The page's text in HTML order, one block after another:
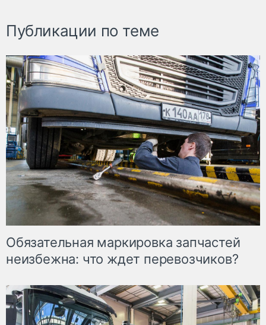
Публикации по теме
Обязательная маркировка запчастей
неизбежна: что ждет перевозчиков?